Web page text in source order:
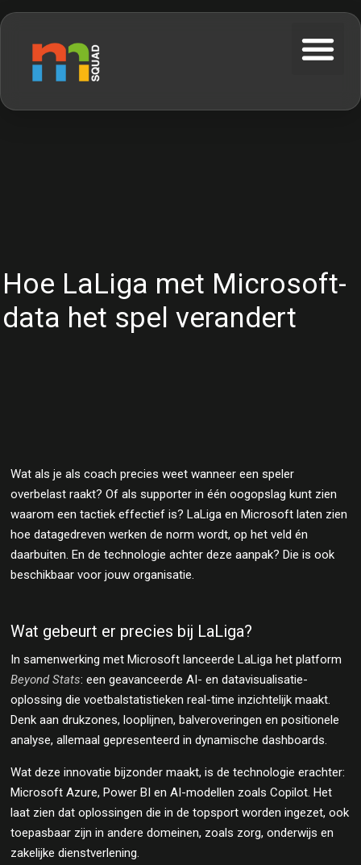
Hoe LaLiga met Microsoft-
data het spel verandert
Wat als je als coach precies weet wanneer een speler
overbelast raakt? Of als supporter in één oogopslag kunt zien
waarom een tactiek effectief is? LaLiga en Microsoft laten zien
hoe datagedreven werken de norm wordt, op het veld én
daarbuiten. En de technologie achter deze aanpak? Die is ook
beschikbaar voor jouw organisatie.
Wat gebeurt er precies bij LaLiga?
In samenwerking met Microsoft lanceerde LaLiga het platform
Beyond Stats: een geavanceerde AI- en datavisualisatie-
oplossing die voetbalstatistieken real-time inzichtelijk maakt.
Denk aan drukzones, looplijnen, balveroveringen en positionele
analyse, allemaal gepresenteerd in dynamische dashboards.
Wat deze innovatie bijzonder maakt, is de technologie erachter:
Microsoft Azure, Power BI en AI-modellen zoals Copilot. Het
laat zien dat oplossingen die in de topsport worden ingezet, ook
toepasbaar zijn in andere domeinen, zoals zorg, onderwijs en
zakelijke dienstverlening.